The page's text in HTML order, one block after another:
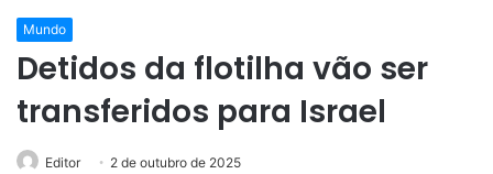
Mundo
Detidos da flotilha vão ser
transferidos para Israel
Editor 2 de outubro de 2025